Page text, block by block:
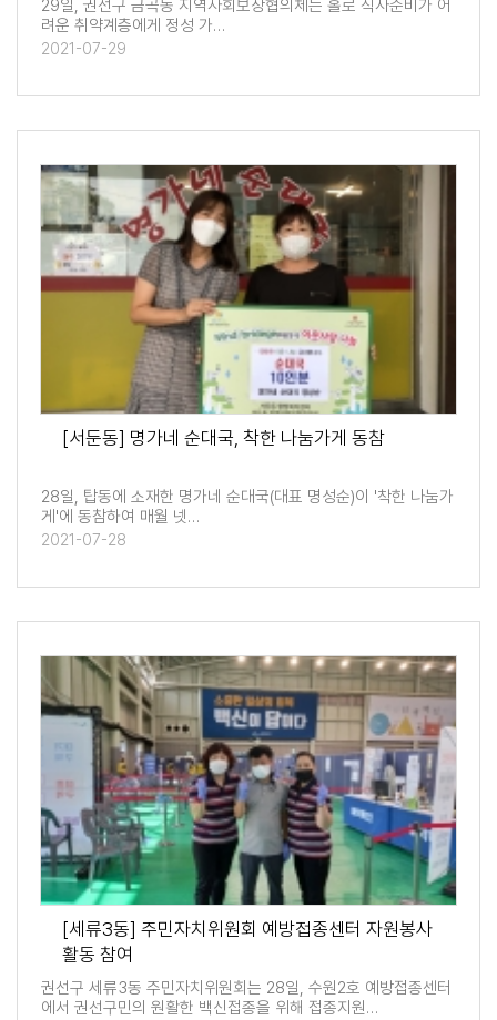
29일, 권선구 금곡동 지역사회보장협의체는 홀로 식사준비가 어
려운 취약계층에게 정성 가…
2021-07-29
[서둔동] 명가네 순대국, 착한 나눔가게 동참
28일, 탑동에 소재한 명가네 순대국(대표 명성순)이 '착한 나눔가
게'에 동참하여 매월 넷…
2021-07-28
[세류3동] 주민자치위원회 예방접종센터 자원봉사
활동 참여
권선구 세류3동 주민자치위원회는 28일, 수원2호 예방접종센터
에서 권선구민의 원활한 백신접종을 위해 접종지원…